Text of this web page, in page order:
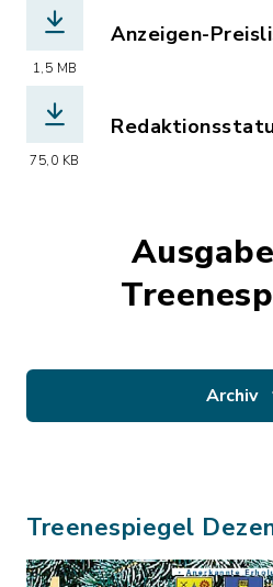
1,5 MB
Anzeigen-
75,0 KB
Archiv
Treenespiegel